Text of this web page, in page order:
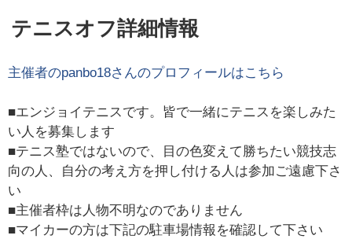
テニスオフ詳細情報
主催者のpanbo18さんのプロフィールはこちら
■エンジョイテニスです。皆で一緒にテニスを楽しみた
い人を募集します
■テニス塾ではないので、目の色変えて勝ちたい競技志
向の人、自分の考え方を押し付ける人は参加ご遠慮下さ
い
■主催者枠は人物不明なのでありません
■マイカーの方は下記の駐車場情報を確認して下さい